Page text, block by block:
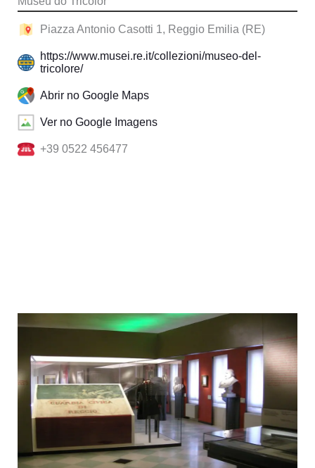
Piazza Antonio Casotti 1, Reggio Emilia (RE)
https://www.musei.re.it/collezioni/museo-del-
tricolore/
Abrir no Google Maps
Ver no Google Imagens
+39 0522 456477